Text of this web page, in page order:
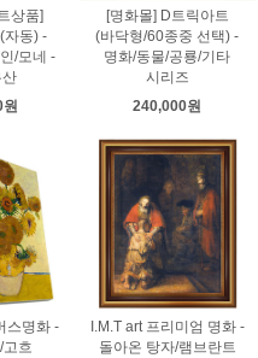
상품]
자동) -
/모네 -
[명화몰] D트릭아트
(바닥형/60종중 선택) -
명화/동물/공룡/기타
시리즈
240,000원
스명화 -
고흐
I.M.T art 프리미엄 명화 -
돌아온 탕자/램브란트